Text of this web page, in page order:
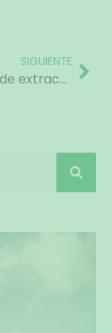
SIGUIENTE
Proceso de extracción de CBD a partir de flores: métodos y tecnologías